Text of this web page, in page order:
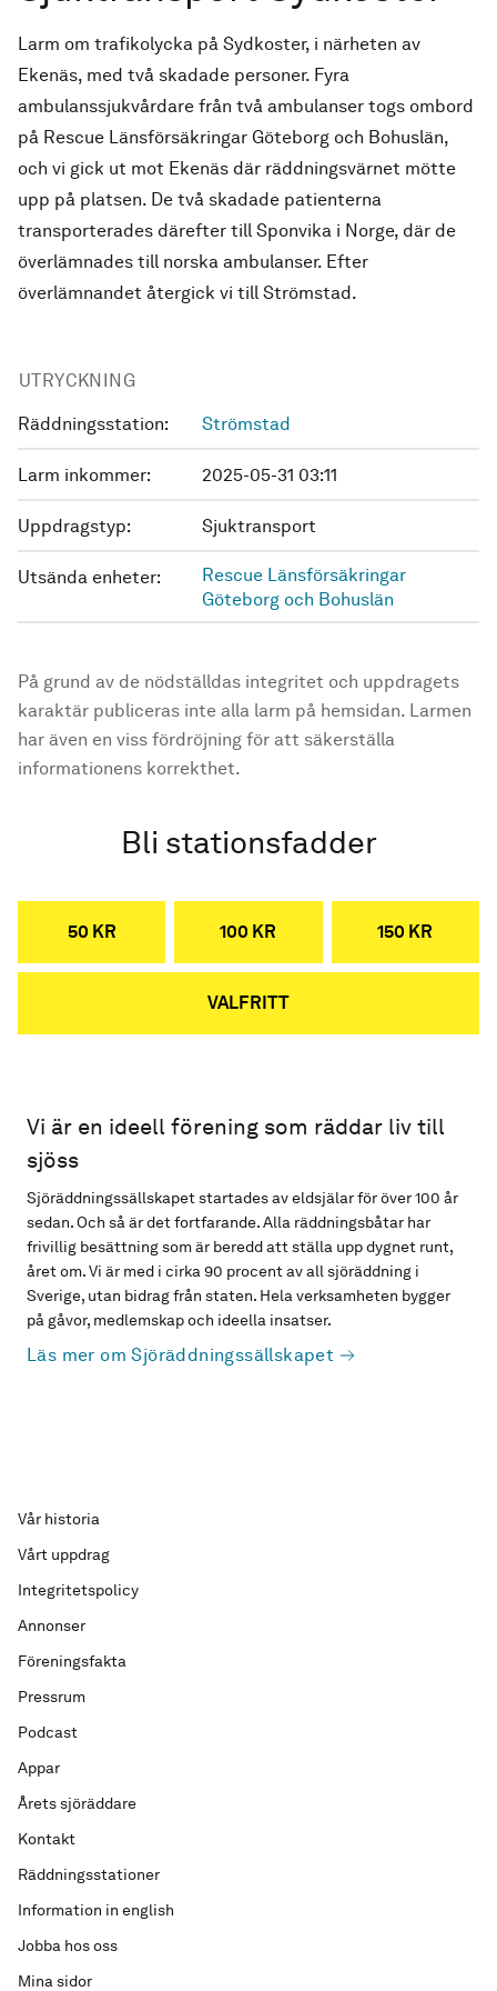
Larm om trafikolycka på Sydkoster, i närheten av
Ekenäs, med två skadade personer. Fyra
ambulanssjukvårdare från två ambulanser togs ombord
på Rescue Länsförsäkringar Göteborg och Bohuslän,
och vi gick ut mot Ekenäs där räddningsvärnet mötte
upp på platsen. De två skadade patienterna
transporterades därefter till Sponvika i Norge, där de
överlämnades till norska ambulanser. Efter
överlämnandet återgick vi till Strömstad.
UTRYCKNING
Räddningsstation: Strömstad
Larm inkommer: 2025-05-31 03:11
Uppdragstyp: Sjuktransport
Utsända enheter:
Rescue Länsförsäkringar
Göteborg och Bohuslän
På grund av de nödställdas integritet och uppdragets
karaktär publiceras inte alla larm på hemsidan. Larmen
har även en viss fördröjning för att säkerställa
informationens korrekthet.
Bli stationsfadder
50 KR 100 KR 150 KR
VALFRITT
Vi är en ideell förening som räddar liv till
sjöss
Sjöräddningssällskapet startades av eldsjälar för över 100 år
sedan. Och så är det fortfarande. Alla räddningsbåtar har
frivillig besättning som är beredd att ställa upp dygnet runt,
året om. Vi är med i cirka 90 procent av all sjöräddning i
Sverige, utan bidrag från staten. Hela verksamheten bygger
på gåvor, medlemskap och ideella insatser.
Läs mer om Sjöräddningssällskapet
Vår historia
Vårt uppdrag
Integritetspolicy
Annonser
Föreningsfakta
Pressrum
Podcast
Appar
Årets sjöräddare
Kontakt
Räddningsstationer
Information in english
Jobba hos oss
Mina sidor